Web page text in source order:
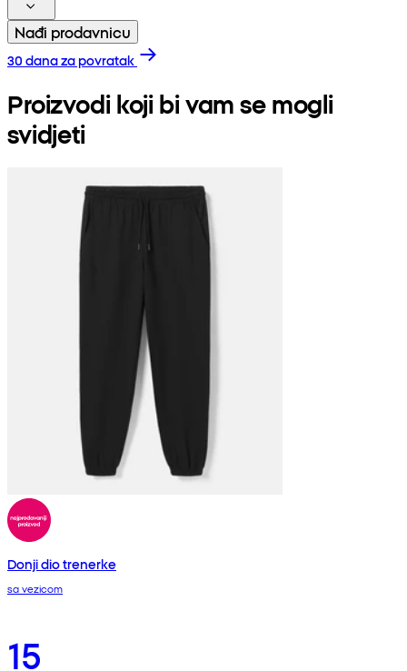
Nađi prodavnicu
30 dana za povratak
Proizvodi koji bi vam se mogli
svidjeti
Donji dio trenerke
sa vezicom
15